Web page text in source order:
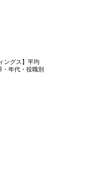
ングス】平均
年代・役職別